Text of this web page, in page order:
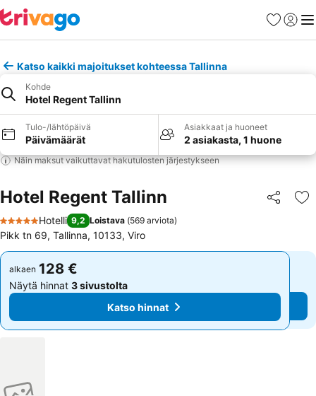
Suosikit
Katso kaikki majoitukset kohteessa Tallinna
Kohde
Hotel Regent Tallinn
Tulo-/lähtöpäivä
Päivämäärät
Asiakkaat ja huoneet
2 asiakasta, 1 huone
Näin maksut vaikuttavat hakutulosten järjestykseen
Hotel Regent Tallinn Jaa
5 Tähtiluokitus
Hotelli 9,2 Loistava (569 arviota)
Pikk tn 69, Tallinna, 10133, Viro
alkaen 128 €
Näytä hinnat 3 sivustolta
Katso hinnat
alkaen 128 €
Näytä hinnat 3 sivustolta
Katso hinnat